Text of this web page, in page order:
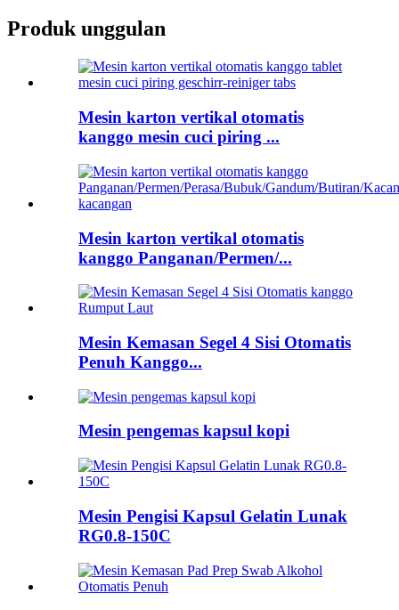
Produk unggulan
Mesin karton vertikal otomatis
kanggo mesin cuci piring ...
Mesin karton vertikal otomatis
kanggo Panganan/Permen/...
Mesin Kemasan Segel 4 Sisi Otomatis
Penuh Kanggo...
Mesin pengemas kapsul kopi
Mesin Pengisi Kapsul Gelatin Lunak
RG0.8-150C